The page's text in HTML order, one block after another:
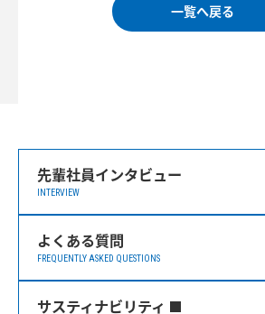
一覧へ戻る
先輩社員インタビュー
INTERVIEW
よくある質問
FREQUENTLY ASKED QUESTIONS
サスティナビリティ